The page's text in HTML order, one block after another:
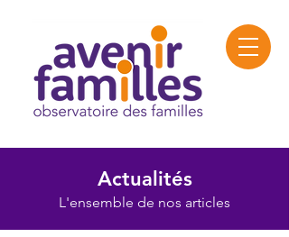
Actualités
L'ensemble de nos articles